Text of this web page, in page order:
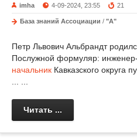
imha 4-09-2024, 23:55 21
База знаний Ассоциации / "А"
Петр Львович Альбрандт
Послужной формуляр: инженер-
начальник Кавказского округа
Читать ...